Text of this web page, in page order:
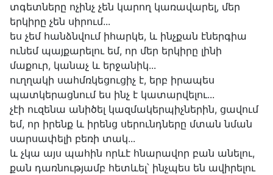
տգետները ոչինչ չեն կարող կառավարել, մեր
երկիրը չեն սիրում...
ես չեմ հանձնվում իհարկե, և ինչքան էներգիա
ունեմ պայքարելու եմ, որ մեր երկիրը լինի
մաքուր, կանաչ և երջանիկ...
ուղղակի սահմռկեցուցիչ է, երբ իրապես
պատկերացնում ես ինչ է կատարվելու...
չէի ուզենա անիծել կազմակերպիչներին, ցավում
եմ, որ իրենք և իրենց սերունդները մտան նման
սարսափելի բեռի տակ...
և չկա այս պահին որևէ հնարավոր բան անելու,
քան դառնությամբ հետևել՝ ինչպես են ավիրելու